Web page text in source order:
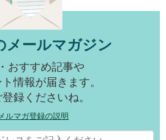
メールマガジン
おすすめ記事や
情報が届きます。
録くださいね。
ルマガ登録の説明